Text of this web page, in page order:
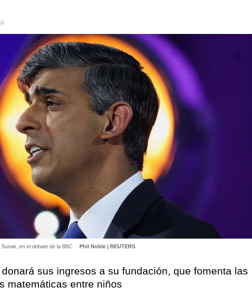
en el debate de la BBC. Phil Noble | REUTERS
sus ingresos a su fundación, que fomenta las
matemáticas entre niños